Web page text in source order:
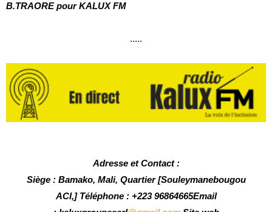
B.TRAORE pour KALUX FM
.....
Adresse et Contact :
Siège :Bamako, Mali, Quartier [Souleymanebougou
ACI,] Téléphone :+223 96864665Email